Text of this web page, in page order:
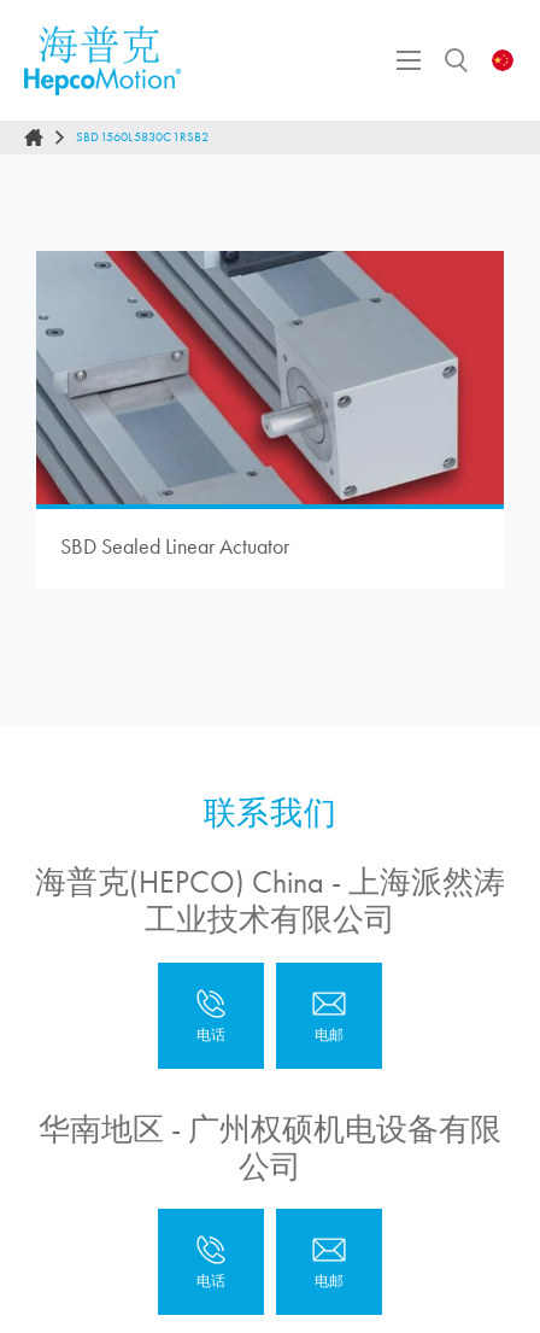
SBD1560L5830C1RSB2
SBD Sealed Linear Actuator
海普克(HEPCO) China - 上海派然涛
工业技术有限公司
华南地区 - 广州权硕机电设备有限
公司